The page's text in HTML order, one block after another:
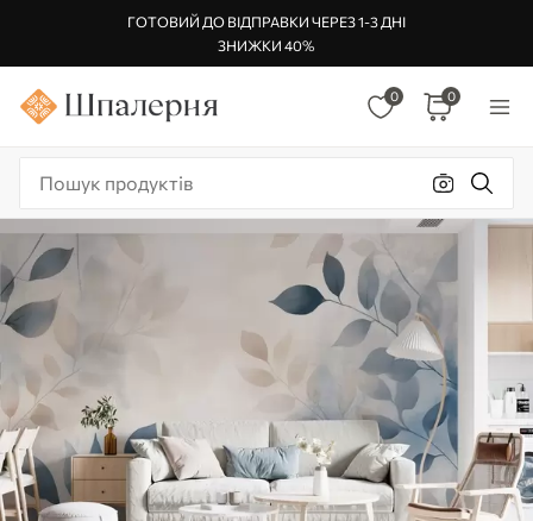
ГОТОВИЙ ДО ВІДПРАВКИ ЧЕРЕЗ 1-3 ДНІ
ЗНИЖКИ 40%
0 0